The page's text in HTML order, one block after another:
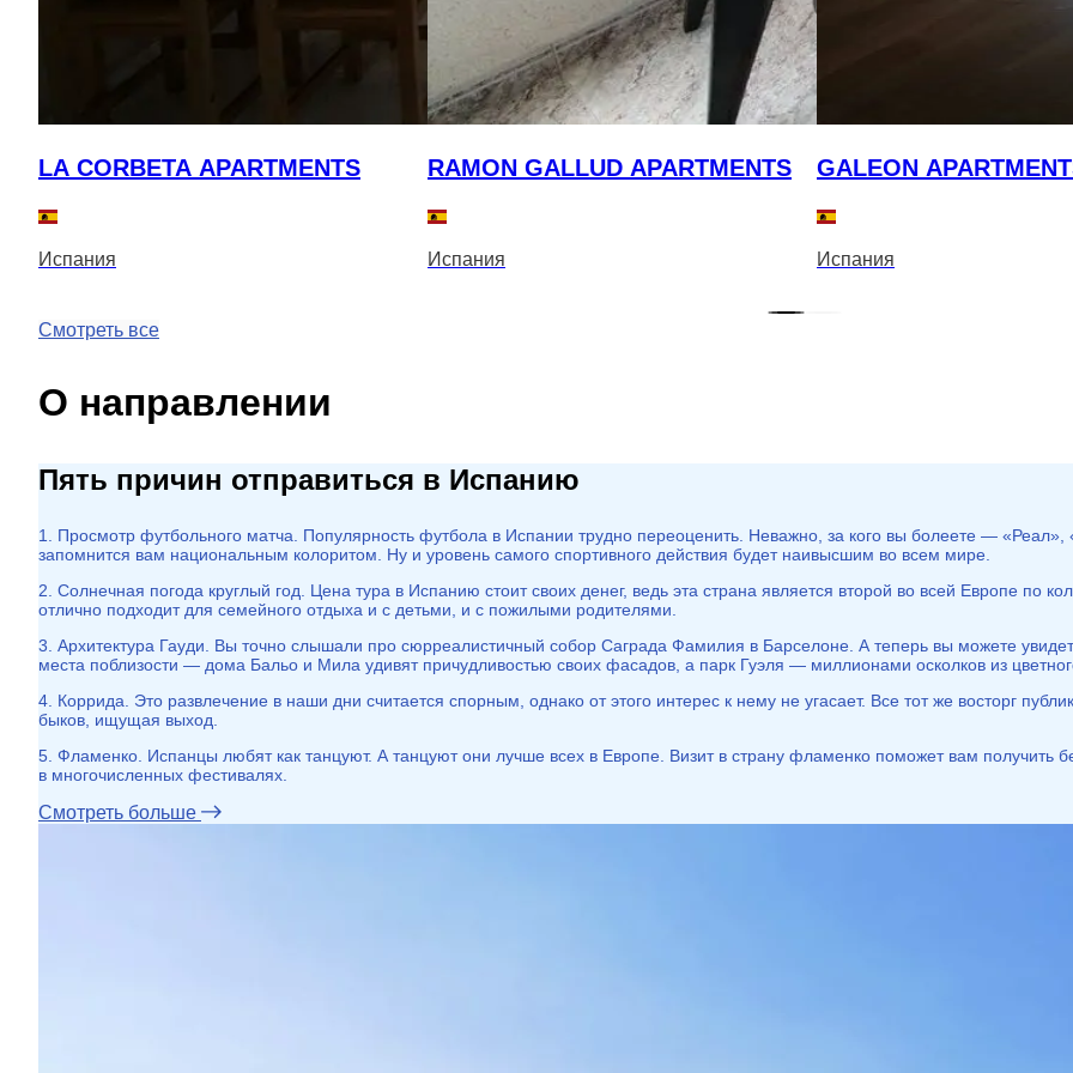
LA CORBETA APARTMENTS
Испания
RAMON GALLUD APARTMENTS
Испания
GALEON
Испания
Смотреть все
О направлении
Пять причин отправиться в Испанию
1. Просмотр футбольного матча. Популярность футбола в Испании трудно переоценить. Неважно, за кого вы болеете —
запомнится вам национальным колоритом. Ну и уровень самого спортивного действия будет наивысшим во всем мире.
2. Солнечная погода круглый год. Цена тура в Испанию стоит своих денег, ведь эта страна является второй во всей Европе по
отлично подходит для семейного отдыха и с детьми, и с пожилыми родителями.
3. Архитектура Гауди. Вы точно слышали про сюрреалистичный собор Саграда Фамилия в Барселоне. А теперь вы можете
места поблизости — дома Бальо и Мила удивят причудливостью своих фасадов, а парк Гуэля — миллионами осколков из
4. Коррида. Это развлечение в наши дни считается спорным, однако от этого интерес к нему не угасает. Все тот же восторг
быков, ищущая выход.
5. Фламенко. Испанцы любят как танцуют. А танцуют они лучше всех в Европе. Визит в страну фламенко поможет вам получить
в многочисленных фестивалях.
Смотреть больше